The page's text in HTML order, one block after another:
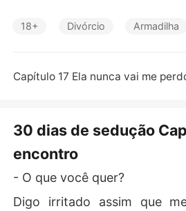
18+ Divórcio Armadilha
30 dias de sedução Capítulo 1 Primeiro
encontro
- O que você quer?
Digo irritado assim que